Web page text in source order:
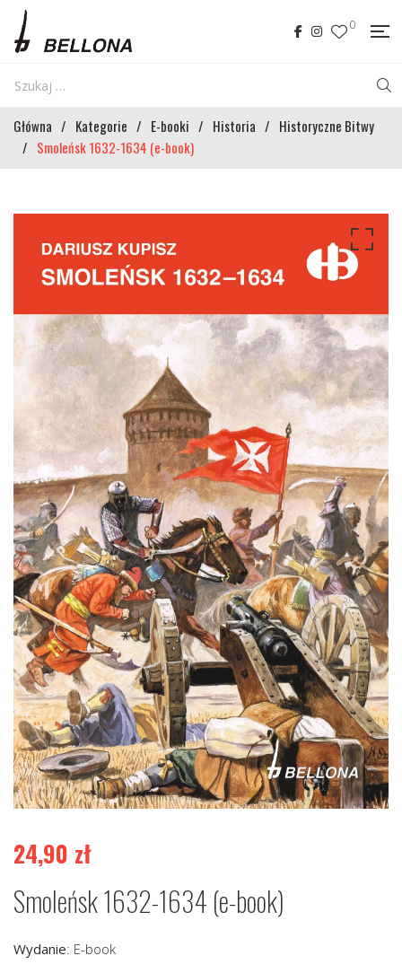
0
Główna / Kategorie / E-booki / Historia / Historyczne Bitwy
/ Smoleńsk 1632-1634 (e-book)
24,90 zł
Smoleńsk 1632-1634 (e-book)
Wydanie: E-book